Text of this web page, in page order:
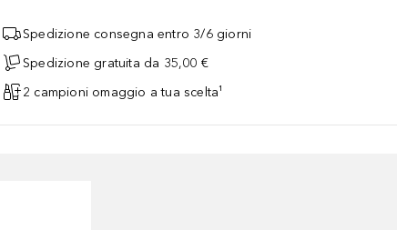
Spedizione consegna entro 3/6 giorni
Spedizione gratuita da 35,00 €
2 campioni omaggio a tua scelta¹